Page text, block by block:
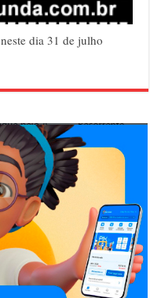
dia 31 de julho